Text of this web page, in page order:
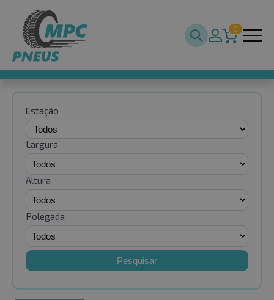
0
Estação
Largura
Altura
Polegada
Pesquisar